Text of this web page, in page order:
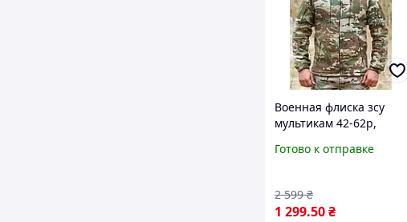
Военная флиска зсу
мультикам 42-62р,
мультикам большие
кофта мультикам
Готово к отправке
1 299.50₴
2 599 ₴